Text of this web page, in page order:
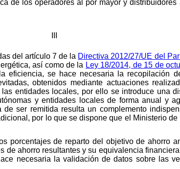
de los operadores al por mayor y
del artículo 7 de la Directiva 2012/27/UE del
así como de la Ley 18/2014, de 15 de
eficiencia, se hace necesaria la recopilación
obtenidos mediante actuaciones
entidades locales, por ello se introduce una
y entidades locales de forma anual y
ser remitida resulta un complemento
por lo que se dispone que el Ministerio
porcentajes de reparto del objetivo de ahorro
ahorro resultantes y su equivalencia
necesaria la validación de datos sobre las